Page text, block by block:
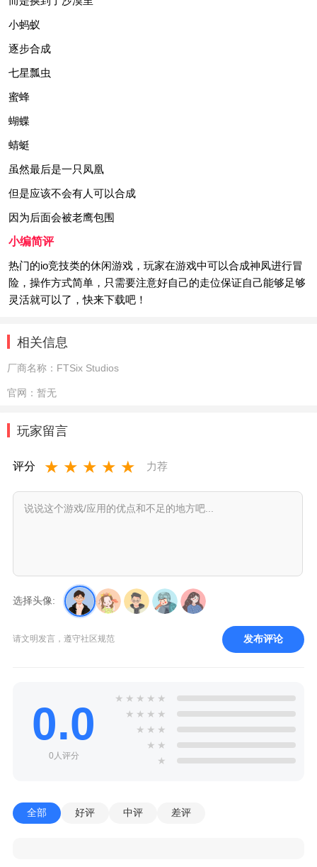
小蚂蚁
逐步合成
七星瓢虫
蜜蜂
蝴蝶
蜻蜓
虽然最后是一只凤凰
但是应该不会有人可以合成
因为后面会被老鹰包围
小编简评
热门的io竞技类的休闲游戏，玩家在游戏中可以合成神凤进行冒
险，操作方式简单，只需要注意好自己的走位保证自己能够足够
灵活就可以了，快来下载吧！
相关信息
厂商名称： FTSix Studios
官网： 暂无
玩家留言
评分 ★ ★ ★ ★ ★ 力荐
选择头像:
请文明发言，遵守社区规范 发布评论
0.0
0人评分
★ ★ ★ ★ ★
★ ★ ★ ★
★ ★ ★
★ ★
★
全部 好评 中评 差评